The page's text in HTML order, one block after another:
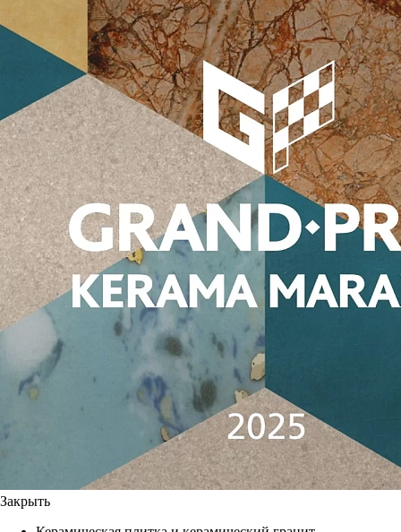
Закрыть